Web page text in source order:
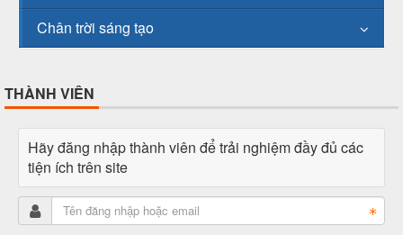
Chân trời sáng tạo
THÀNH VIÊN
Hãy đăng nhập thành viên để trải nghiệm đầy đủ các
tiện ích trên site